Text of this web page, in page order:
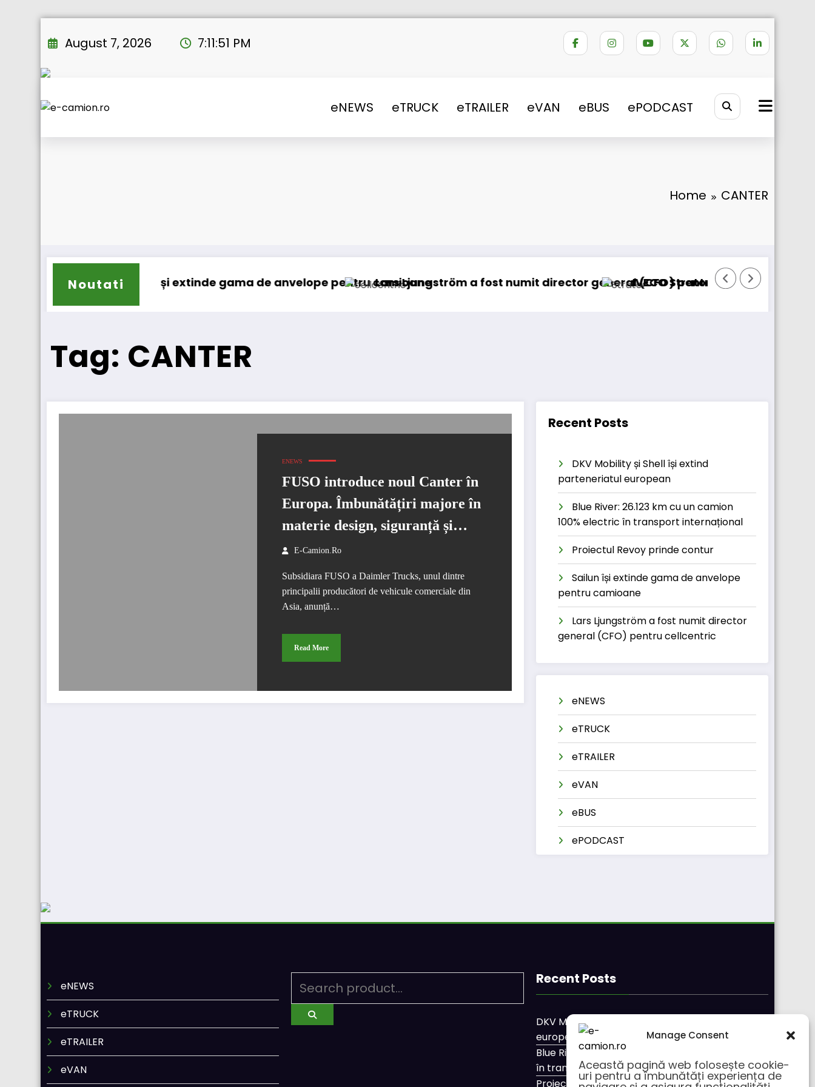
Manage Consent
Această pagină web folosește cookie-
uri pentru a îmbunătăți experiența de
to
August 7, 2026 7:11:51 PM
eNEWS eTRUCK eTRAILER eVAN eBUS ePODCAST
Home CANTER
Noutati
Sailun își extinde gama de anvelope pentru camioaneLars Ljungström a fost numit director general (CFO) pentru cellcentric
IVECO Strator se întoarce
Tag: CANTER
ENEWS
FUSO introduce noul Canter în
Europa. Îmbunătățiri majore în
materie design, siguranță și
confort
E-Camion.ro
Subsidiara FUSO a Daimler Trucks, unul dintre
principalii producători de vehicule comerciale din
Asia, anunță…
Read More
Recent Posts
DKV Mobility și Shell își extind
parteneriatul european
Blue River: 26.123 km cu un camion
100% electric în transport internațional
Proiectul Revoy prinde contur
Sailun își extinde gama de anvelope
pentru camioane
Lars Ljungström a fost numit director
general (CFO) pentru cellcentric
eNEWS
eTRUCK
eTRAILER
eVAN
eBUS
ePODCAST
eNEWS
eTRUCK
eTRAILER
eVAN
Recent Posts
DKV Mobility și Shell își extind parteneriatul
european
Blue River: 26.123 km cu un camion 100% electric
în transport internațional
Proiectul Revoy prinde contur